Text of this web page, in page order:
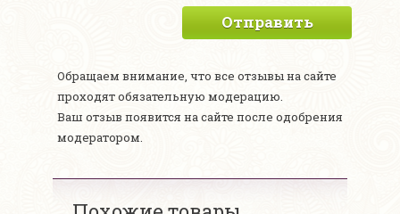
Отправить
Обращаем внимание, что все отзывы на сайте
проходят обязательную модерацию.
Ваш отзыв появится на сайте после одобрения
модератором.